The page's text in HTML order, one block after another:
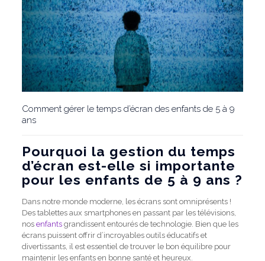
Comment gérer le temps d’écran des enfants de 5 à 9
ans
Pourquoi la gestion du temps
d’écran est-elle si importante
pour les enfants de 5 à 9 ans ?
Dans notre monde moderne, les écrans sont omniprésents !
Des tablettes aux smartphones en passant par les télévisions,
nos enfantsgrandissent entourés de technologie. Bien que les
écrans puissent offrir d’incroyables outils éducatifs et
divertissants, il est essentiel de trouver le bon équilibre pour
maintenir les enfants en bonne santé et heureux.